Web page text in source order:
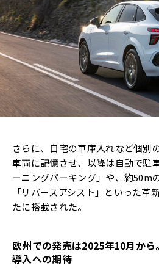
さらに、自宅の車庫入れなど個別
車両に記憶させ、以降は自動で駐
ーニングパーキング」や、約50m
「リバースアシスト」といった革
たに搭載された。
欧州での発売は2025年10月か
導入への期待